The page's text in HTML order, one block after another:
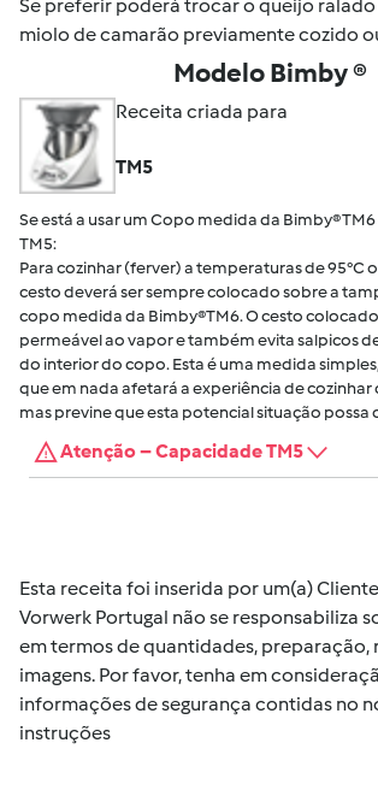
Se preferir poderá trocar o queijo ralado
miolo de camarão previamente cozido
Modelo Bimby ®
Receita criada para
TM5
Se está a usar um Copo medida da Bimby®
TM5:
Para cozinhar (ferver) a temperaturas de 95°C
cesto deverá ser sempre colocado sobre a
copo medida da Bimby®TM6. O cesto
permeável ao vapor e também evita salpicos
do interior do copo. Esta é uma medida
que em nada afetará a experiência de cozinhar
mas previne que esta potencial situação possa
Atenção – Capacidade TM5
Esta receita foi inserida por um(a)
Vorwerk Portugal não se responsabiliza
em termos de quantidades, preparação,
imagens. Por favor, tenha em
informações de segurança contidas no
instruções